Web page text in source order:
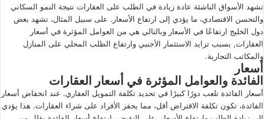
تشهد الأسواق الناشئة عادة زيادة في الطلب على العقارات نتيجة النمو السكاني
والتحسن الاقتصادي، ما يؤدي إلى ارتفاع الأسعار. على سبيل المثال، تشهد بعض
دول الخليج ارتفاعًا في الأسعار وبالتالي هي من العوامل المؤثرة في أسعار
العقارات, بسبب تزايد الاستثمار الأجنبي وارتفاع الطلب المحلي على المنازل
والمكاتب التجارية.
أسعار
الفائدة والعوامل المؤثرة في أسعار العقارات
أسعار الفائدة تلعب دورًا كبيرًا في تحديد تكلفة التمويل العقاري. عند انخفاض أسعار
الفائدة، تكون تكلفة الاقتراض أقل، مما يحفز الأفراد على شراء العقارات. هذا يؤدي